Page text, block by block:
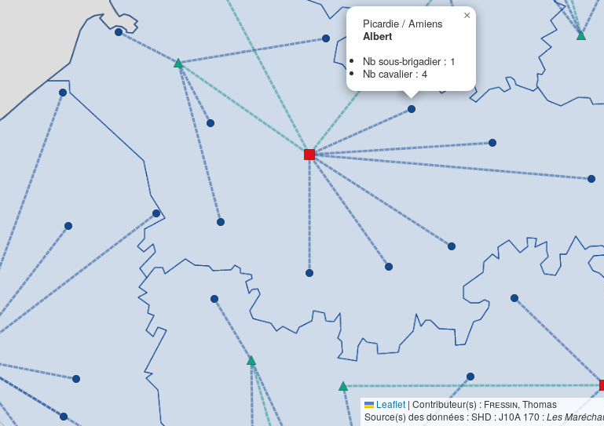
Picardie / Amiens
Albert
Nb sous-brigadier : 1
Nb cavalier : 4
×
Leaflet | Contributeur(s) : Fressin, Thomas
Source(s) des données : SHD : J10A 170 :Les